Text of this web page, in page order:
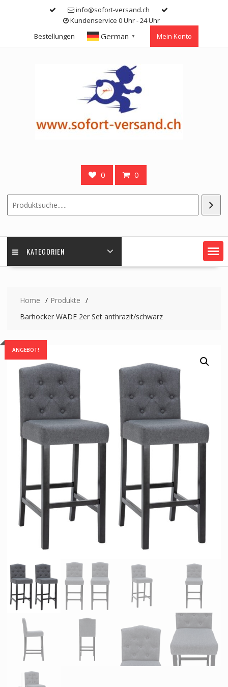
info@sofort-versand.ch
Kundenservice 0 Uhr - 24 Uhr
Bestellungen
German ▼ Mein Konto
0 0
KATEGORIEN
Home
Produkte
Barhocker WADE 2er Set anthrazit/schwarz
ANGEBOT!